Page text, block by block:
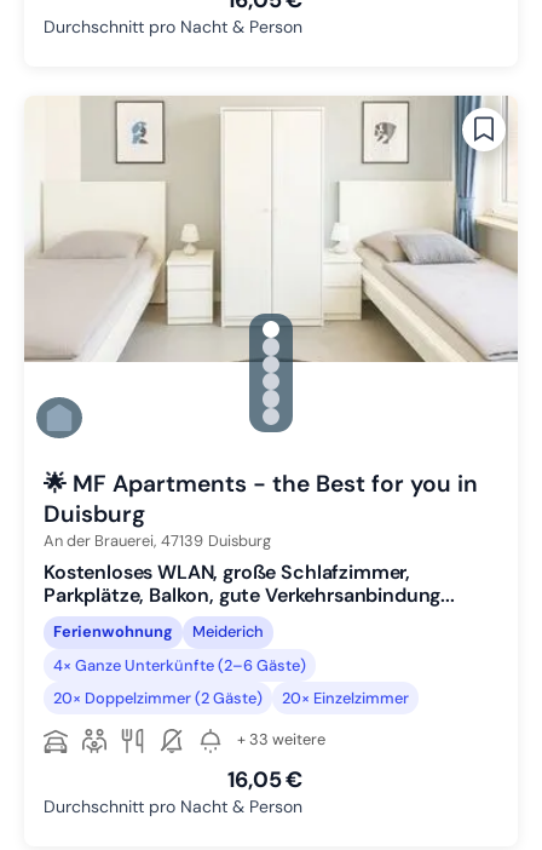
Durchschnitt pro Nacht & Person
gallery.slide_selector
Zu Slide 1 wechseln
Zu Slide 2 wechseln
Zu Slide 3 wechseln
Zu Slide 4 wechseln
Zu Slide 5 wechseln
Zu Slide 6 wechseln
🌟 MF Apartments - the Best for you in
Duisburg
An der Brauerei, 47139 Duisburg
Kostenloses WLAN, große Schlafzimmer,
Parkplätze, Balkon, gute Verkehrsanbindung...
Ferienwohnung
Meiderich
4× Ganze Unterkünfte (2–6 Gäste)
20× Doppelzimmer (2 Gäste)
20× Einzelzimmer
+ 33 weitere
16,05 €
Durchschnitt pro Nacht & Person